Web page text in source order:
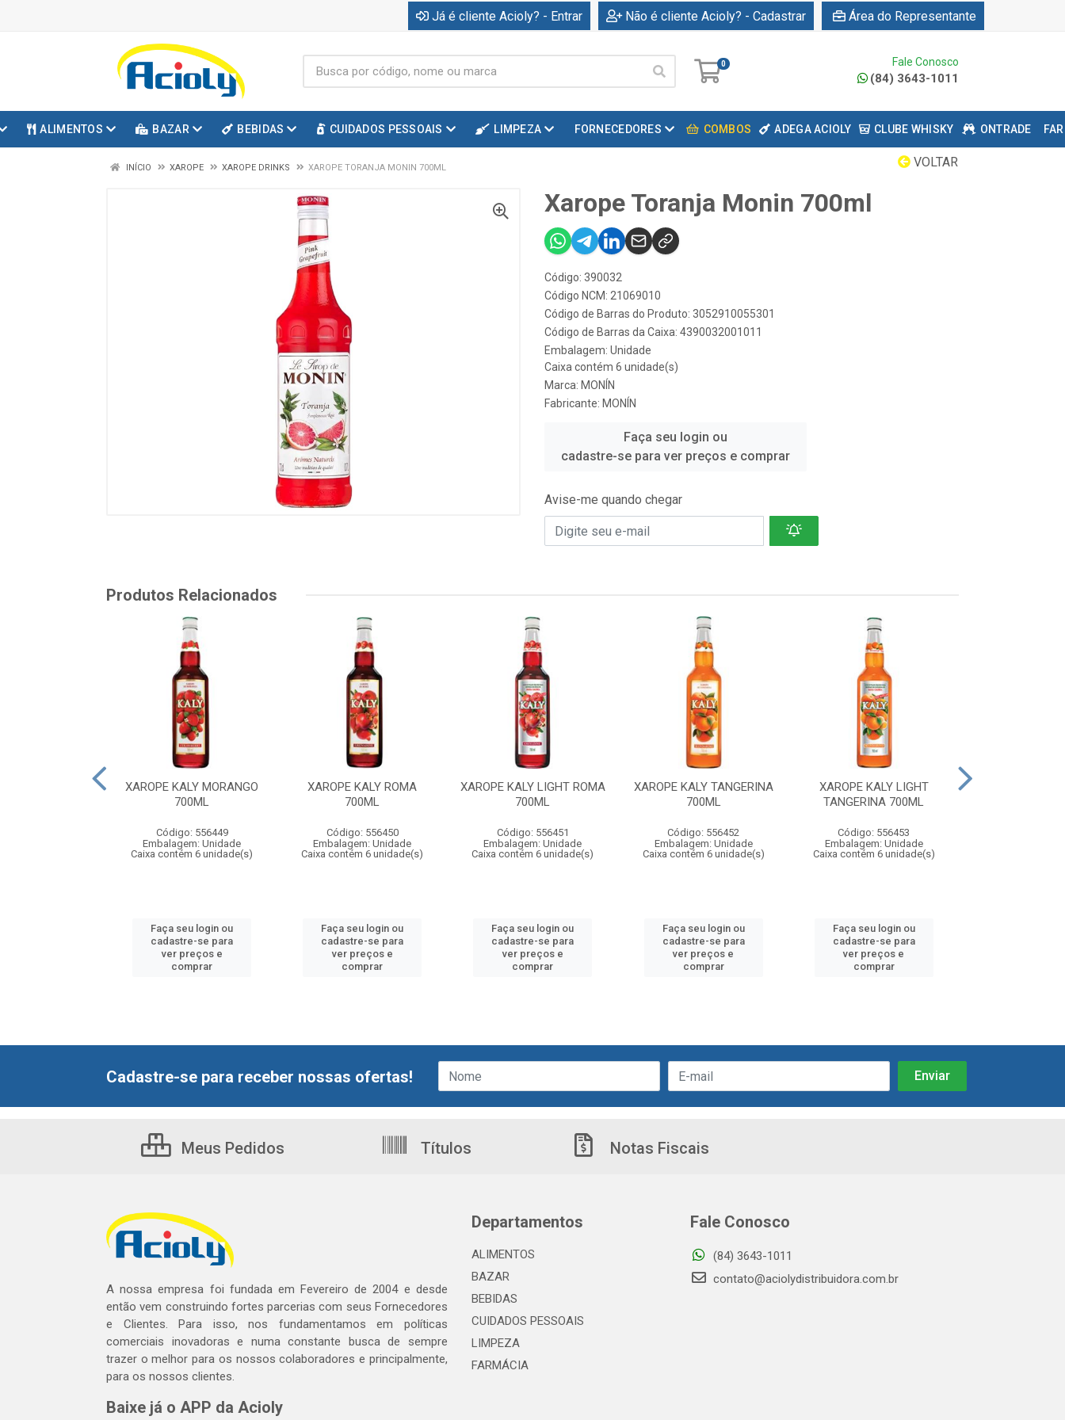
Já é cliente Acioly? - Entrar Não é cliente Acioly? - Cadastrar Área do Representante
0 Fale Conosco
(84) 3643-1011
ALIMENTOS BAZAR BEBIDAS CUIDADOS PESSOAIS LIMPEZA FORNECEDORES COMBOS ADEGA ACIOLY CLUBE WHISKY ONTRADE
VOLTAR
INÍCIO XAROPE XAROPE DRINKS XAROPE TORANJA MONIN 700ML
Xarope Toranja Monin 700ml
Código: 390032
Código NCM: 21069010
Código de Barras do Produto: 3052910055301
Código de Barras da Caixa: 4390032001011
Embalagem: Unidade
Caixa contém 6 unidade(s)
Marca: MONÍN
Fabricante: MONÍN
Faça seu login ou
cadastre-se para ver preços e comprar
Avise-me quando chegar
Produtos Relacionados
XAROPE KALY MORANGO
700ML
Código: 556449
Embalagem: Unidade
Caixa contém 6 unidade(s)
Faça seu login ou
cadastre-se para
ver preços e
comprar
XAROPE KALY ROMA
700ML
Código: 556450
Embalagem: Unidade
Caixa contém 6 unidade(s)
Faça seu login ou
cadastre-se para
ver preços e
comprar
XAROPE KALY LIGHT ROMA
700ML
Código: 556451
Embalagem: Unidade
Caixa contém 6 unidade(s)
Faça seu login ou
cadastre-se para
ver preços e
comprar
XAROPE KALY TANGERINA
700ML
Código: 556452
Embalagem: Unidade
Caixa contém 6 unidade(s)
Faça seu login ou
cadastre-se para
ver preços e
comprar
XAROPE KALY LIGHT
TANGERINA 700ML
Código: 556453
Embalagem: Unidade
Caixa contém 6 unidade(s)
Faça seu login ou
cadastre-se para
ver preços e
comprar
Cadastre-se para receber nossas ofertas!
Meus Pedidos Títulos Notas Fiscais
A nossa empresa foi fundada em Fevereiro de 2004 e desde
então vem construindo fortes parcerias com seus Fornecedores
e Clientes. Para isso, nos fundamentamos em políticas
comerciais inovadoras e numa constante busca de sempre
trazer o melhor para os nossos colaboradores e principalmente,
para os nossos clientes.
Baixe já o APP da Acioly
Departamentos
ALIMENTOS
BAZAR
BEBIDAS
CUIDADOS PESSOAIS
LIMPEZA
FARMÁCIA
Fale Conosco
(84) 3643-1011
contato@aciolydistribuidora.com.br